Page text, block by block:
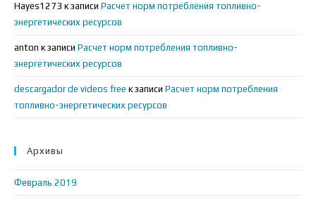
Hayes1273 к записи Расчет норм потребления топливно-
энергетических ресурсов
anton к записи Расчет норм потребления топливно-
энергетических ресурсов
descargador de videos free к записи Расчет норм потребления
топливно-энергетических ресурсов
Архивы
Февраль 2019